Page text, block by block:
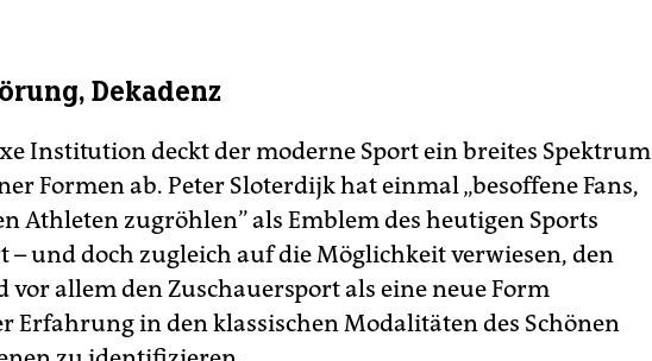
Dekadenz
Institution deckt der moderne Sport ein breites Spektrum
Formen ab. Peter Sloterdijk hat einmal „besoffene Fans,
Athleten zugröhlen” als Emblem des heutigen Sports
und doch zugleich auf die Möglichkeit verwiesen, den
vor allem den Zuschauersport als eine neue Form
Erfahrung in den klassischen Modalitäten des Schönen